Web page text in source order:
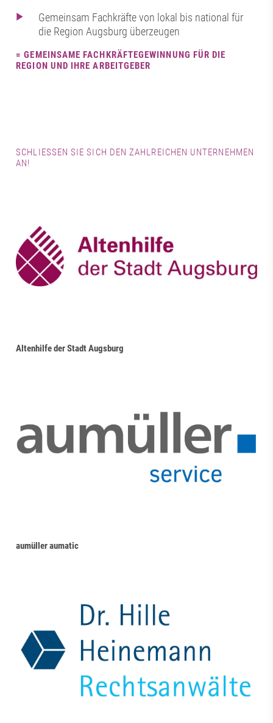
Gemeinsam Fachkräfte von lokal bis national für
die Region Augsburg überzeugen
= GEMEINSAME FACHKRÄFTEGEWINNUNG FÜR DIE
REGION UND IHRE ARBEITGEBER
SCHLIESSEN SIE SICH DEN ZAHLREICHEN UNTERNEHMEN A
N!
Altenhilfe der Stadt Augsburg
aumüller aumatic